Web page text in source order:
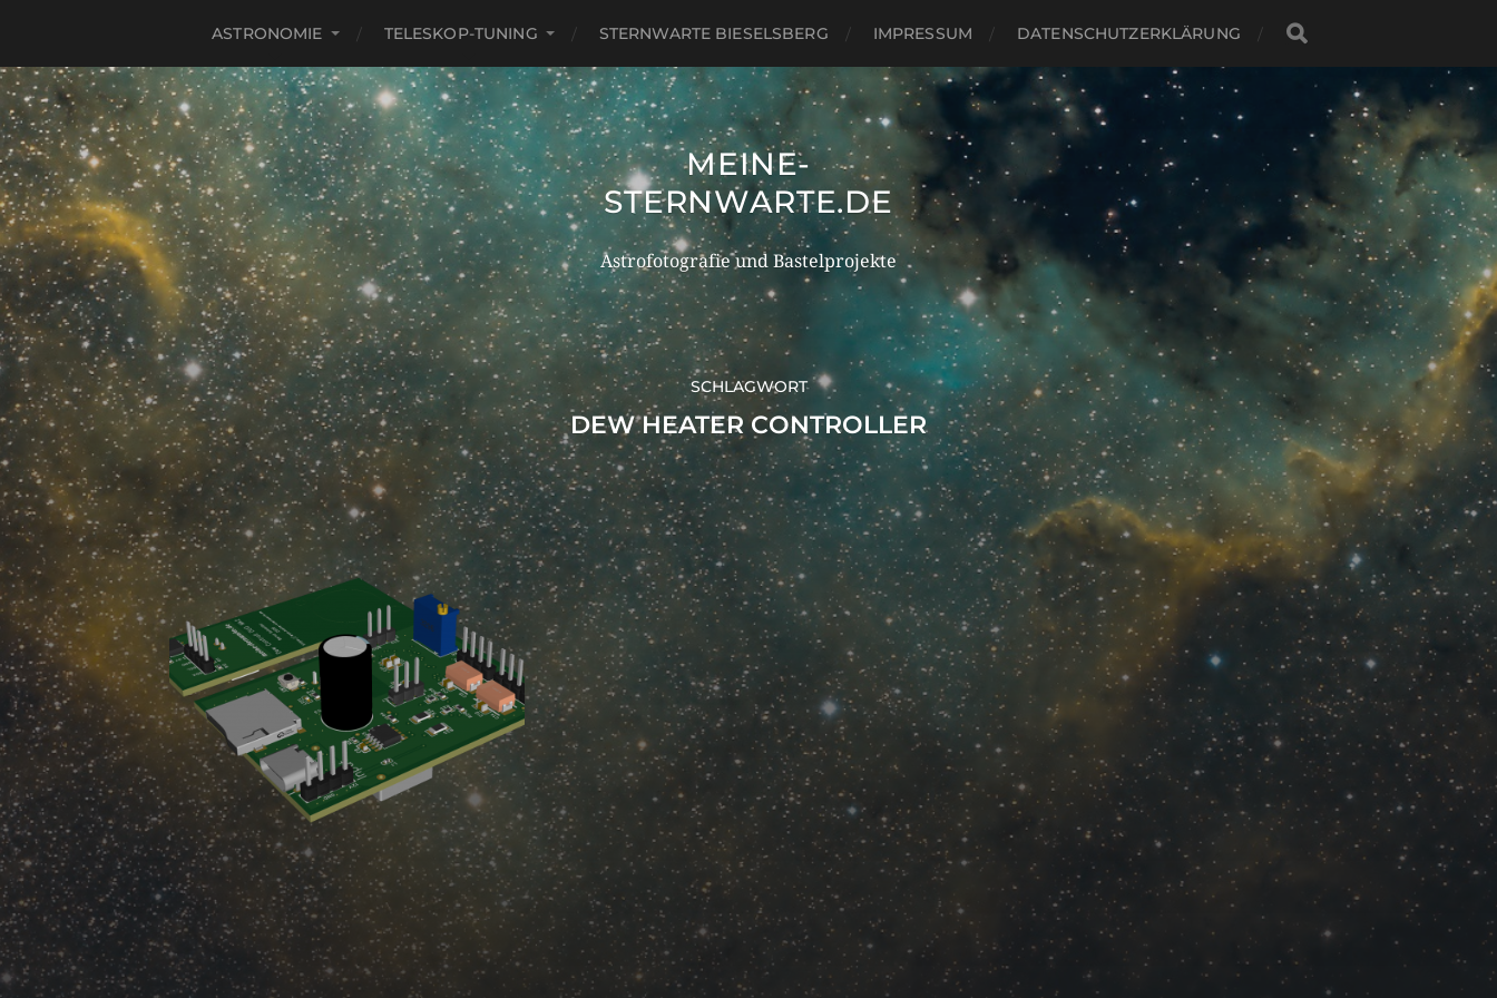
ASTRONOMIE TELESKOP-TUNING STERNWARTE BIESELSBERG IMPRESSUM DATENSCHUTZERKLÄRUNG
MEINE-
STERNWARTE.DE
Astrofotografie und Bastelprojekte
SCHLAGWORT
DEW HEATER CONTROLLER
Mastodon